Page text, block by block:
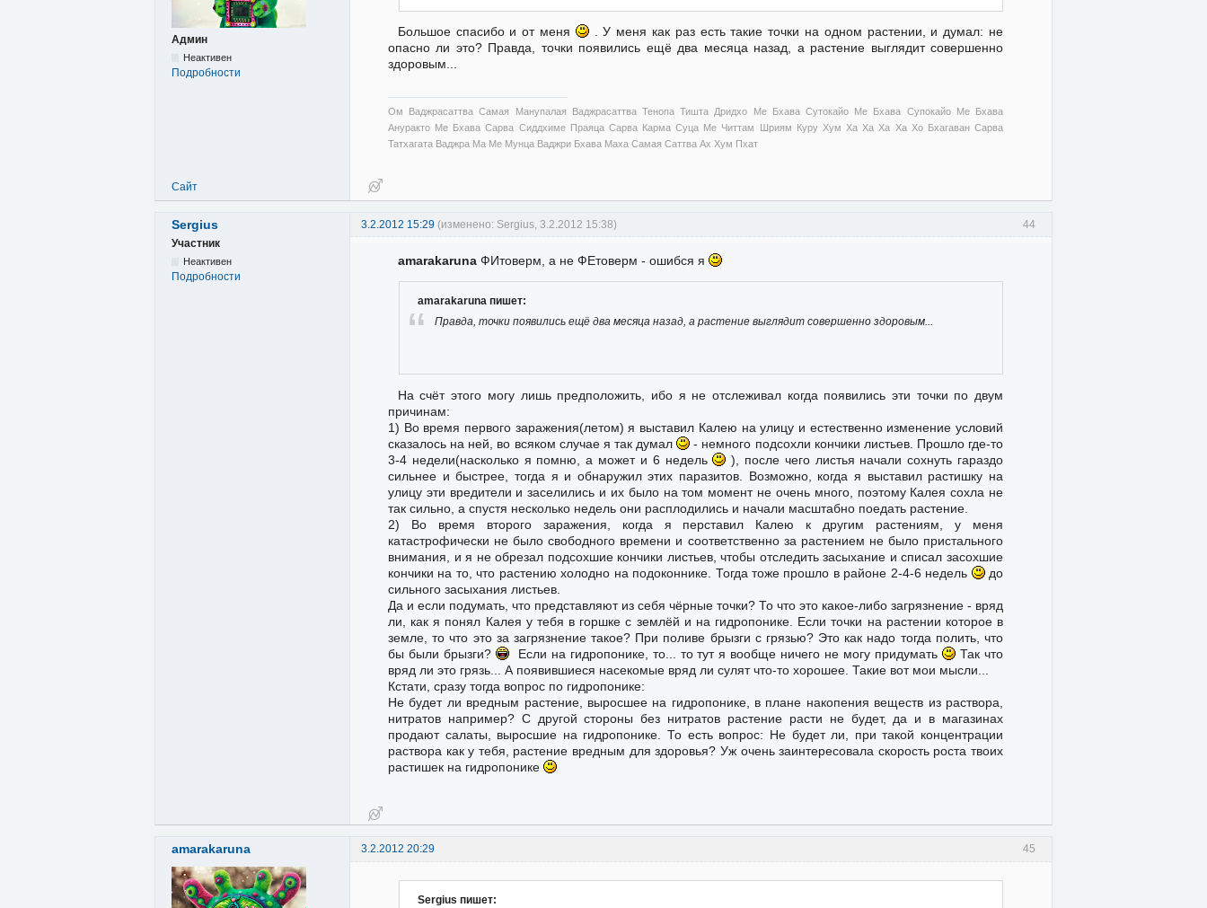
Админ
Неактивен
Подробности
Большое спасибо и от меня
. У меня как раз есть такие точки на одном растении, и думал: не
опасно ли это? Правда, точки появились ещё два месяца назад, а растение выглядит совершенно
здоровым...
Ом Ваджрасаттва Самая Манупалая Ваджрасаттва Тенопа Тишта Дридхо Ме Бхава Сутокайо Ме Бхава Супокайо Ме Бхава
Ануракто Ме Бхава Сарва Сиддхиме Праяца Сарва Карма Суца Ме Читтам Шриям Куру Хум Ха Ха Ха Ха Хо Бхагаван Сарва
Татхагата Ваджра Ма Ме Мунца Ваджри Бхава Маха Самая Саттва Ах Хум Пхат
Сайт
44
Sergius 3.2.2012 15:29 (изменено: Sergius, 3.2.2012 15:38)
Участник
Неактивен
Подробности
amarakarunaФИтоверм, а не ФЕтоверм - ошибся я
amarakaruna пишет:
Правда, точки появились ещё два месяца назад, а растение выглядит совершенно здоровым...
На счёт этого могу лишь предположить, ибо я не отслеживал когда появились эти точки по двум
причинам:
1) Во время первого заражения(летом) я выставил Калею на улицу и естественно изменение условий
сказалось на ней, во всяком случае я так думал
- немного подсохли кончики листьев. Прошло где-то
3-4 недели(насколько я помню, а может и 6 недель
), после чего листья начали сохнуть гараздо
сильнее и быстрее, тогда я и обнаружил этих паразитов. Возможно, когда я выставил растишку на
улицу эти вредители и заселились и их было на том момент не очень много, поэтому Калея сохла не
так сильно, а спустя несколько недель они расплодились и начали масштабно поедать растение.
2) Во время второго заражения, когда я перставил Калею к другим растениям, у меня
катастрофически не было свободного времени и соответственно за растением не было пристального
внимания, и я не обрезал подсохшие кончики листьев, чтобы отследить засыхание и списал засохшие
кончики на то, что растению холодно на подоконнике. Тогда тоже прошло в районе 2-4-6 недель
до
сильного засыхания листьев.
Да и если подумать, что представляют из себя чёрные точки? То что это какое-либо загрязнение - вряд
ли, как я понял Калея у тебя в горшке с землёй и на гидропонике. Если точки на растении которое в
земле, то что это за загрязнение такое? При поливе брызги с грязью? Это как надо тогда полить, что
бы были брызги?
Если на гидропонике, то... то тут я вообще ничего не могу придумать
Так что
вряд ли это грязь... А появившиеся насекомые вряд ли сулят что-то хорошее. Такие вот мои мысли...
Кстати, сразу тогда вопрос по гидропонике:
Не будет ли вредным растение, выросшее на гидропонике, в плане накопения веществ из раствора,
нитратов например? С другой стороны без нитратов растение расти не будет, да и в магазинах
продают салаты, выросшие на гидропонике. То есть вопрос: Не будет ли, при такой концентрации
раствора как у тебя, растение вредным для здоровья? Уж очень заинтересовала скорость роста твоих
растишек на гидропонике
45
amarakaruna 3.2.2012 20:29
Sergius пишет: